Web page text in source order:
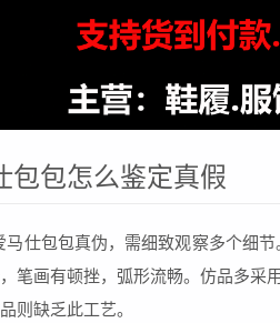
包包怎么鉴定真假
马仕包包真伪，需细致观察多个细
笔画有顿挫，弧形流畅。仿品多采
则缺乏此工艺。